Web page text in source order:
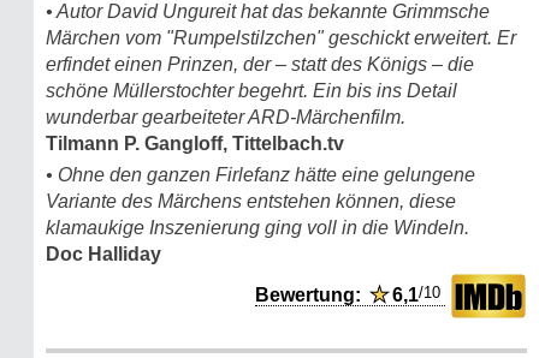
• Autor David Ungureit hat das bekannte Grimmsche
Märchen vom "Rumpel­stilzchen" geschickt erweitert. Er
erfindet einen Prinzen, der – statt des Königs – die
schöne Müllerstochter begehrt. Ein bis ins Detail
wunderbar gearbeiteter ARD-Märchenfilm.
Tilmann P. Gangloff, Tittelbach.tv
• Ohne den ganzen Firlefanz hätte eine gelungene
Variante des Märchens entstehen können, diese
klamaukige Inszenierung ging voll in die Windeln.
Doc Halliday
Bewertung:★6,1/10